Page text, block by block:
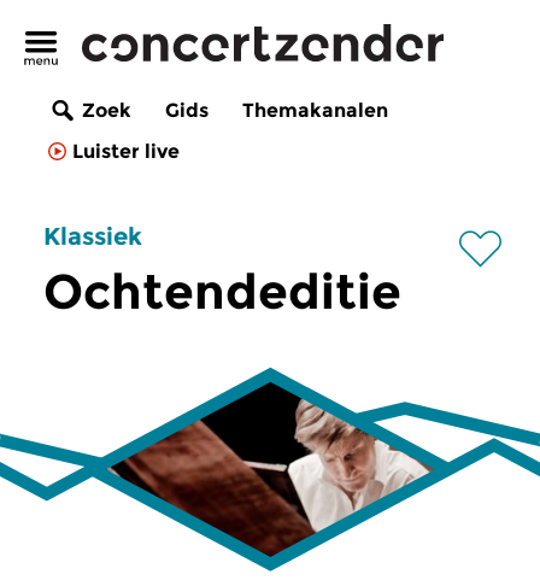
Zoek Gids
Themakanalen
Luister live
Klassiek
Ochtendeditie